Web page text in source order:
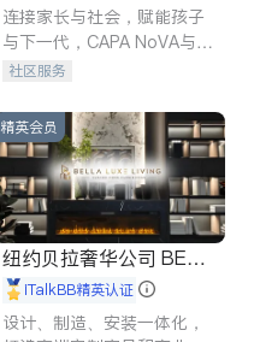
连接家长与社会，赋能孩子
与下一代，CAPA NoVA与您
携手建设包容、公平、充满
社区服务
精英会员
纽约贝拉奢华公司 BELL
A LUXE
iTalkBB精英认证
设计、制造、安装一体化，